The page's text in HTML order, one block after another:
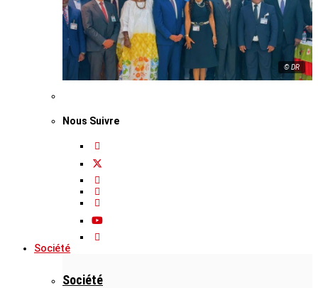
© DR
Nous Suivre
Société
Société